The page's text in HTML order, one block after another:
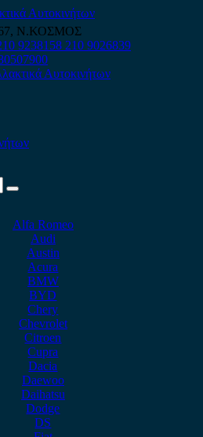
Ν.ΚΟΣΜΟΣ
9238158 210 9026839
Alfa Romeo
Audi
Austin
Acura
BMW
BYD
Chery
Chevrolet
Citroen
Cupra
Dacia
Daewoo
Daihatsu
Dodge
DS